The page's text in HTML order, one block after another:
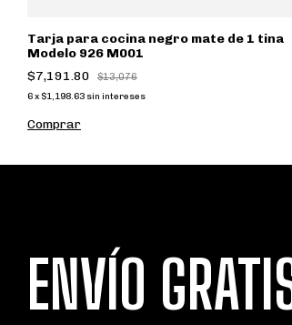
Tarja para cocina negro mate de 1 tina
Modelo 926 M001
$7,191.80
$13,076
6x $1,198.63 sin intereses
Comprar
ENVÍO